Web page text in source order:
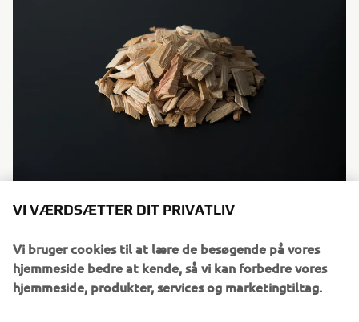
Wood chips used as raw materials (sample)
VI VÆRDSÆTTER DIT PRIVATLIV
Vi bruger cookies til at lære de besøgende på vores
hjemmeside bedre at kende, så vi kan forbedre vores
hjemmeside, produkter, services og marketingtiltag.